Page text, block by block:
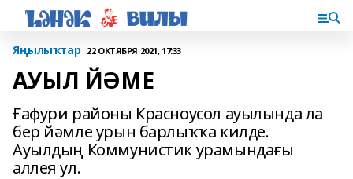
Яңылыҡтар 22 ОКТЯБРЯ 2021, 17:33
АУЫЛ ЙӘМЕ
Ғафури районы Красноусол ауылында ла
бер йәмле урын барлыҡҡа килде.
Ауылдың Коммунистик урамындағы
аллея ул.